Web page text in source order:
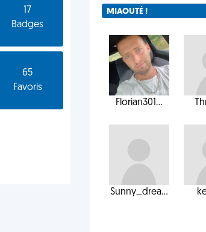
17
Badges
65
Favoris
MIAOUTÉ !
Florian301...
Sunny_drea...